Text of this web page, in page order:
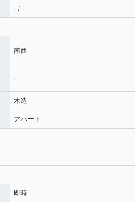
- / -
南西
-
木造
アパート
即時